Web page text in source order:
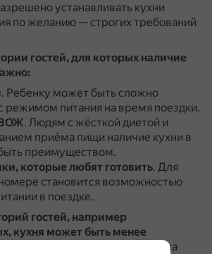
устанавливать кухни
по желанию — строгих требований
гостей, для которых наличие
. Ребенку может быть сложно
режимом питания на время поездки.
. Людям с жёсткой диетой и
приёма пищи наличие кухни в
преимуществом.
которые любят готовить. Для
становится возможностью
в поездке.
гостей, например
кухня может быть менее
правило, не хватает времени на